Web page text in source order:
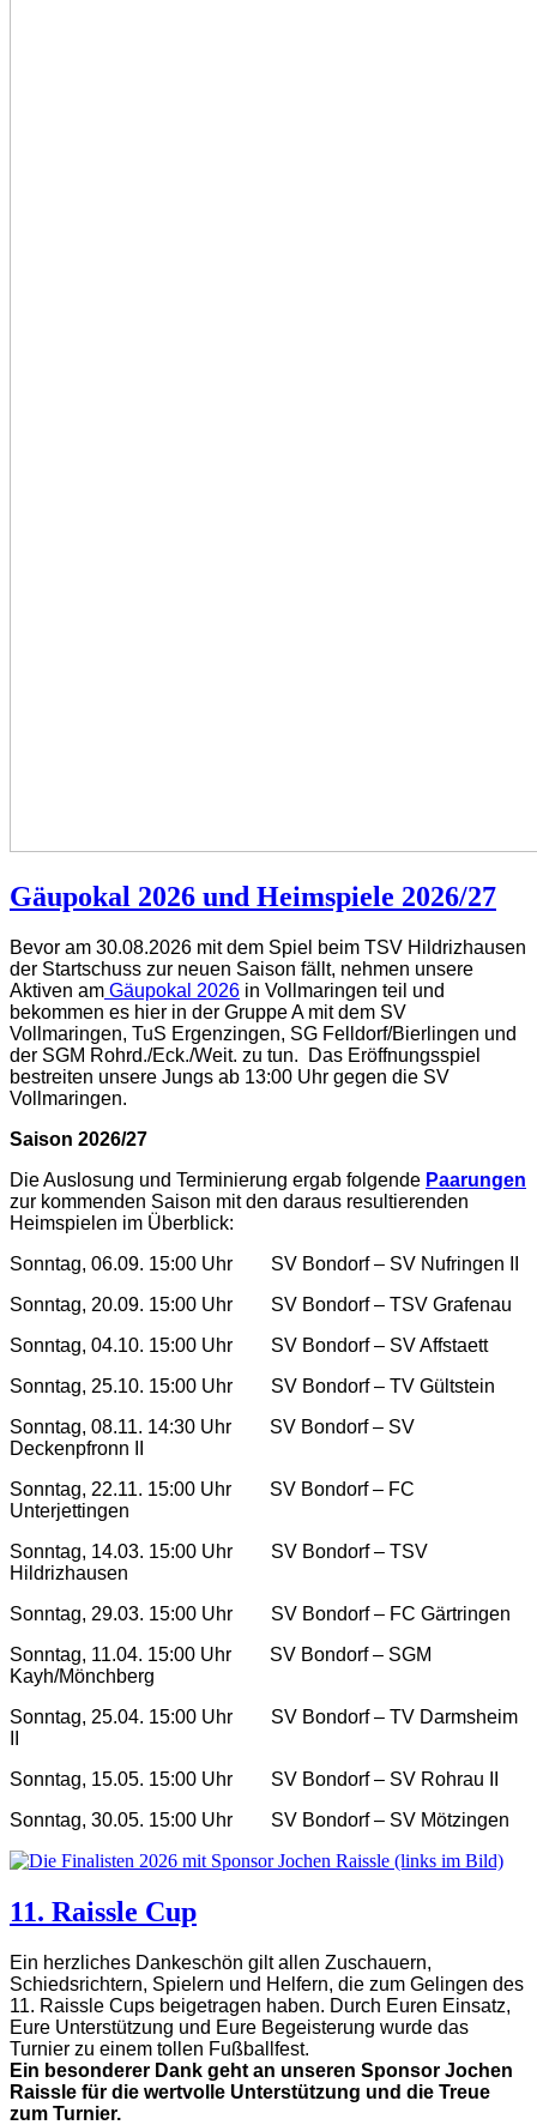
Gäupokal 2026 und Heimspiele 2026/27
Bevor am 30.08.2026 mit dem Spiel beim TSV Hildrizhausen
der Startschuss zur neuen Saison fällt, nehmen unsere
Aktiven am Gäupokal 2026 in Vollmaringen teil und
bekommen es hier in der Gruppe A mit dem SV
Vollmaringen, TuS Ergenzingen, SG Felldorf/Bierlingen und
der SGM Rohrd./Eck./Weit. zu tun.
Das Eröffnungsspiel
bestreiten unsere Jungs ab 13:00 Uhr gegen die SV
Vollmaringen.
Saison 2026/27
Die Auslosung und Terminierung ergab folgende Paarungen
zur kommenden Saison mit den daraus resultierenden
Heimspielen im Überblick:
Sonntag, 06.09. 15:00 Uhr
SV Bondorf – SV Nufringen II
Sonntag, 20.09. 15:00 Uhr
SV Bondorf – TSV Grafenau
Sonntag, 04.10. 15:00 Uhr
SV Bondorf – SV Affstaett
Sonntag, 25.10. 15:00 Uhr
SV Bondorf – TV Gültstein
Sonntag, 08.11. 14:30 Uhr
SV Bondorf – SV
Deckenpfronn II
Sonntag, 22.11. 15:00 Uhr
SV Bondorf – FC
Unterjettingen
Sonntag, 14.03. 15:00 Uhr
SV Bondorf – TSV
Hildrizhausen
Sonntag, 29.03. 15:00 Uhr
SV Bondorf – FC Gärtringen
Sonntag, 11.04. 15:00 Uhr
SV Bondorf – SGM
Kayh/Mönchberg
Sonntag, 25.04. 15:00 Uhr
SV Bondorf – TV Darmsheim
Sonntag, 15.05. 15:00 Uhr
SV Bondorf – SV Rohrau II
Sonntag, 30.05. 15:00 Uhr
SV Bondorf – SV Mötzingen
11. Raissle Cup
Ein herzliches Dankeschön gilt allen Zuschauern,
Schiedsrichtern, Spielern und Helfern, die zum Gelingen des
11. Raissle Cups beigetragen haben. Durch Euren Einsatz,
Eure Unterstützung und Eure Begeisterung wurde das
Turnier zu einem tollen Fußballfest.
Ein besonderer Dank geht an unseren Sponsor Jochen
Raissle für die wertvolle Unterstützung und die Treue
zum Turnier.